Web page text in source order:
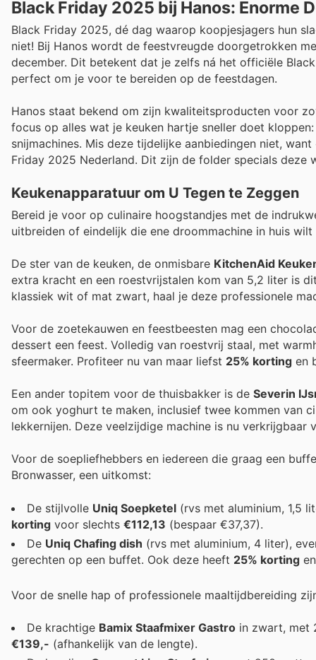
Black Friday 2025 bij Hanos: Enorme
Black Friday 2025, dé dag waarop koopjesjagers hun
niet! Bij Hanos wordt de feestvreugde doorgetrokken
december. Dit betekent dat je zelfs ná het officiële
perfect om je voor te bereiden op de feestdagen.
Hanos staat bekend om zijn kwaliteitsproducten voor
focus op alles wat je keuken hartje sneller doet
snijmachines. Mis deze tijdelijke aanbiedingen niet,
Friday 2025 Nederland. Dit zijn de folder specials deze
Keukenapparatuur om U Tegen te Zeggen
Bereid je voor op culinaire hoogstandjes met de
uitbreiden of eindelijk die ene droommachine in huis
De ster van de keuken, de onmisbare KitchenAid
extra kracht en een roestvrijstalen kom van 5,2 liter is
klassiek wit of mat zwart, haal je deze professionele
Voor de zoetekauwen en feestbeesten mag een
dessert een feest. Volledig van roestvrij staal, met
sfeermaker. Profiteer nu van maar liefst 25% korting en
Een ander topitem voor de thuisbakker is de Severin
om ook yoghurt te maken, inclusief twee kommen van
lekkernijen. Deze veelzijdige machine is nu verkrijgbaar
Voor de soepliefhebbers en iedereen die graag een
Bronwasser, een uitkomst:
De stijlvolle Uniq Soepketel (rvs met aluminium, 1,5
korting voor slechts €112,13 (bespaar €37,37).
De Uniq Chafing dish (rvs met aluminium, 4 liter),
gerechten op een buffet. Ook deze heeft 25% korting
Voor de snelle hap of professionele maaltijdbereiding
De krachtige Bamix Staafmixer Gastro in zwart, met
€139,- (afhankelijk van de lengte).